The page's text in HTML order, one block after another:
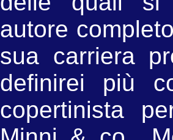
autore
sua carriera
definirei più
copertinista